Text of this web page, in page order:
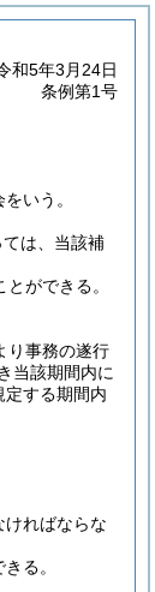
和5年3月24日
条例第1号
いう。
は、当該補
ができる。
り事務の遂行
当該期間内に
定する期間内
ればならな
る。